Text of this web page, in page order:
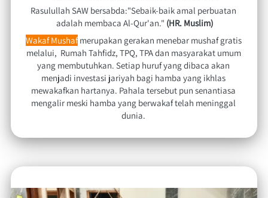
Rasulullah SAW bersabda:"Sebaik-baik amal perbuatan
adalah membaca Al-Qur'an." (HR. Muslim)
Wakaf Mushaf merupakan gerakan menebar mushaf gratis
melalui,  Rumah Tahfidz, TPQ, TPA dan masyarakat umum
yang membutuhkan. Setiap huruf yang dibaca akan
menjadi investasi jariyah bagi hamba yang ikhlas
mewakafkan hartanya. Pahala tersebut pun senantiasa
mengalir meski hamba yang berwakaf telah meninggal
dunia.